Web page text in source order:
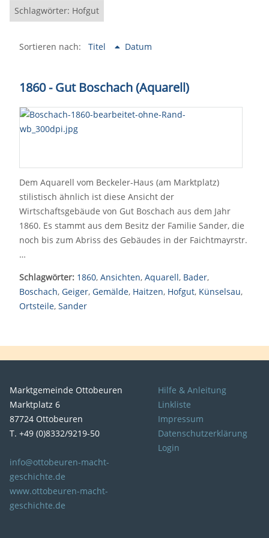
Schlagwörter: Hofgut
Sortieren nach: Titel Datum
1860 - Gut Boschach (Aquarell)
Dem Aquarell vom Beckeler-Haus (am Marktplatz)
stilistisch ähnlich ist diese Ansicht der
Wirtschaftsgebäude von Gut Boschach aus dem Jahr
1860. Es stammt aus dem Besitz der Familie Sander, die
noch bis zum Abriss des Gebäudes in der Faichtmayrstr.
…
Schlagwörter: 1860, Ansichten, Aquarell, Bader,
Boschach, Geiger, Gemälde, Haitzen, Hofgut, Künselsau,
Ortsteile, Sander
Marktgemeinde Ottobeuren
Marktplatz 6
87724 Ottobeuren
T. +49 (0)8332/9219-50
info@ottobeuren-macht-
geschichte.de
www.ottobeuren-macht-
geschichte.de
Hilfe & Anleitung
Linkliste
Impressum
Datenschutzerklärung
Login